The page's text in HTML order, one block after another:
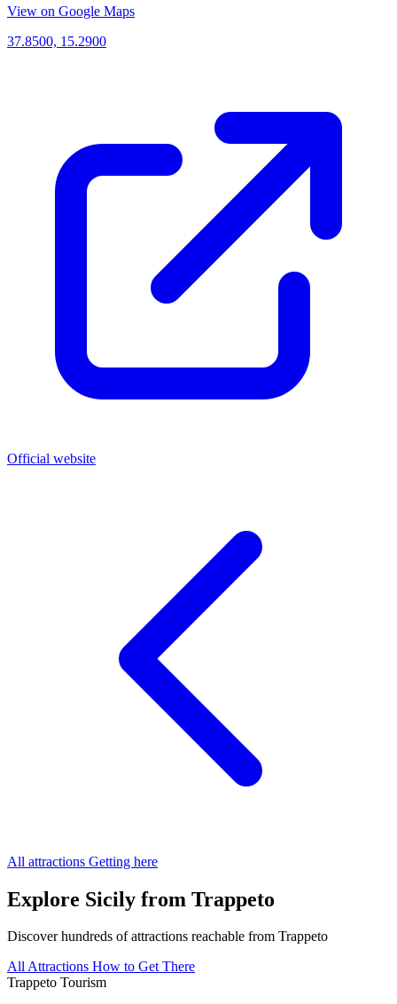
View on Google Maps
37.8500, 15.2900
Official website
All attractions Getting here
Explore Sicily from Trappeto
Discover hundreds of attractions reachable from Trappeto
All Attractions How to Get There
Trappeto Tourism